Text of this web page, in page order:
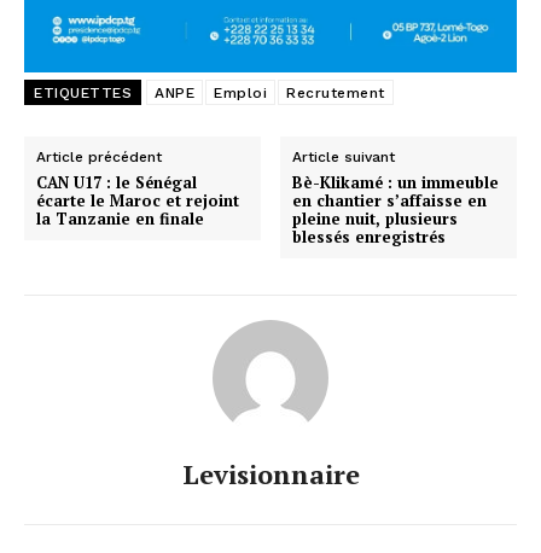
ETIQUETTES ANPE Emploi Recrutement
Article précédent
CAN U17 : le Sénégal
écarte le Maroc et rejoint
la Tanzanie en finale
Article suivant
Bè-Klikamé : un immeuble
en chantier s’affaisse en
pleine nuit, plusieurs
blessés enregistrés
Levisionnaire